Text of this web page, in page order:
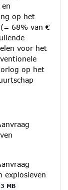
op het
68% van €
voor het
op het
explosieven
3 MB